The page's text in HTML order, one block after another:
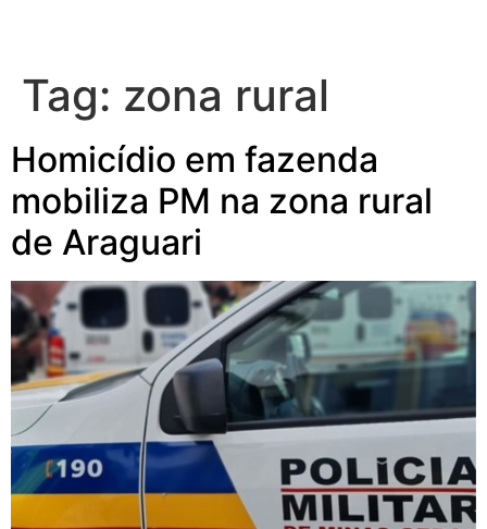
Tag: zona rural
Homicídio em fazenda
mobiliza PM na zona rural
de Araguari